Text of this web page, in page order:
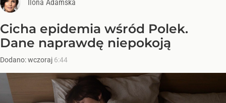
Ilona Adamska
Cicha epidemia wśród Polek.
Dane naprawdę niepokoją
Dodano:wczoraj 6:44